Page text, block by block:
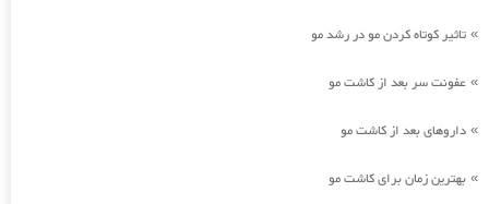
» تاثیر کوتاه کردن مو در رشد مو
» عفونت سر بعد از کاشت مو
» داروهای بعد از کاشت مو
» بهترین زمان برای کاشت مو